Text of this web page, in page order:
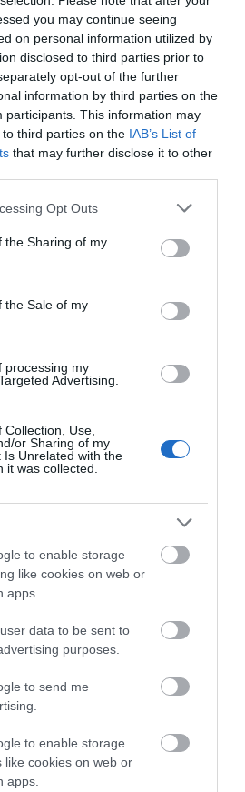
you may continue seeing
on personal information utilized by
disclosed to third parties prior to
opt-out of the further
information by third parties on the
participants. This information may
third parties on the IAB’s List of
that may further disclose it to other
app uses one or more Google
usage behaviour. You may click to
Google and its third-party tags to
specified purposes in below Google
Opt Outs
the Sharing of my
the Sale of my
processing my
Advertising.
Use,
or Sharing of my
Is Unrelated with the
it was collected.
to enable storage
like cookies on web or
apps.
data to be sent to
purposes.
to send me
to enable storage
like cookies on web or
apps.
μέτρων για την ασφάλεια…
ΛΙΜΕΝΑΡΧΕΙΟ
ΑΝΔΡΟΥ:
Βόρειοι
Άνεμοι
Μέχρι
8
Δημοσίευση: 09/04/2026
ΠΗΓΕΣ ΚΑΙ
ΠΟΤΑΜΙΑ
δρόμους, ποτάμια,
Εν Άνδρω έστειλαν αυτές τις
βίντεο προς ενημέρωση των
και σε όλο τον κόσμο. Μια
στις 2 Απριλίου. Όμως βίντεο
να φτάνουν τόσο από…
ΑΝΟΙΞΑΝ